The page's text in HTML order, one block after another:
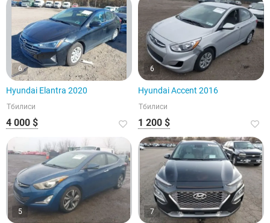
6
Hyundai Elantra 2020
Тбилиси
4 000 $
6
Hyundai Accent 2016
Тбилиси
1 200 $
5 7